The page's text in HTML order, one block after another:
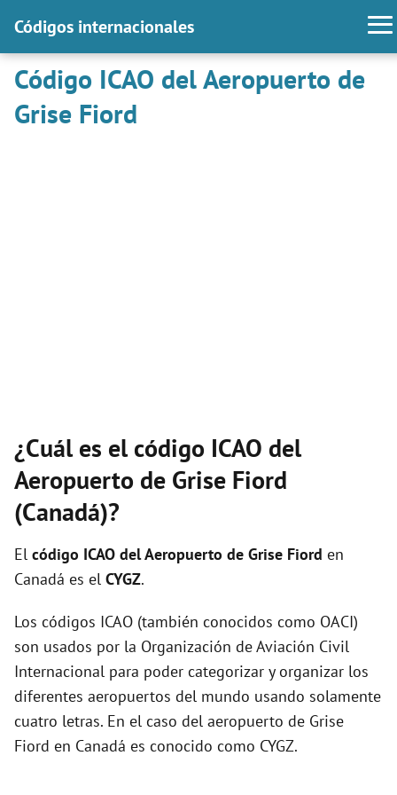
Códigos internacionales
Código ICAO del Aeropuerto de
Grise Fiord
¿Cuál es el código ICAO del
Aeropuerto de Grise Fiord
(Canadá)?
El código ICAO delAeropuerto de Grise Fiord en
Canadá es el CYGZ.
Los códigos ICAO (también conocidos como OACI)
son usados por la Organización de Aviación Civil
Internacional para poder categorizar y organizar los
diferentes aeropuertos del mundo usando solamente
cuatro letras. En el caso del aeropuerto de Grise
Fiord en Canadá es conocido como CYGZ.